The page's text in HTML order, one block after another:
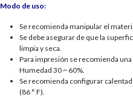
Modo de uso:
Se recomienda manipular el
Se debe asegurar de que la
limpia y seca.
Para impresión se recomienda una
Humedad 30 ~ 60%.
Se recomienda configurar
(86 ° F).